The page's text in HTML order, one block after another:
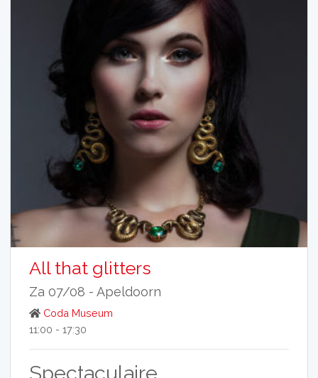
All that glitters
Za 07/08 - Apeldoorn
Coda Museum
11:00 - 17:30